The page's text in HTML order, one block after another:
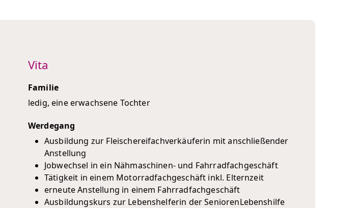
Vita
Familie
ledig, eine erwachsene Tochter
Werdegang
Ausbildung zur Fleischereifachverkäuferin mit anschließender
Anstellung
Jobwechsel in ein Nähmaschinen- und Fahrradfachgeschäft
Tätigkeit in einem Motorradfachgeschäft inkl. Elternzeit
erneute Anstellung in einem Fahrradfachgeschäft
Ausbildungskurs zur Lebenshelferin der SeniorenLebenshilfe